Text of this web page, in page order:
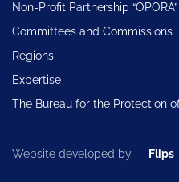
Non-Profit Partnership “OPORA”
Committees and Commissions
Regions
Expertise
The Bureau for the Protection
Website developed by — Flips